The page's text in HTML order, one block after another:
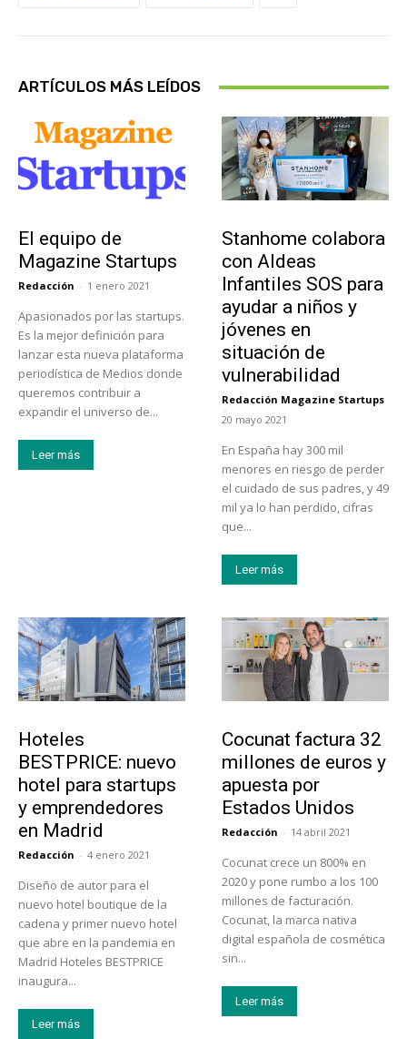
ARTÍCULOS MÁS LEÍDOS
El equipo de
Magazine Startups
Redacción - 1 enero 2021
Apasionados por las startups.
Es la mejor definición para
lanzar esta nueva plataforma
periodística de Medios donde
queremos contribuir a
expandir el universo de...
Leer más
Stanhome colabora
con Aldeas
Infantiles SOS para
ayudar a niños y
jóvenes en
situación de
vulnerabilidad
Redacción Magazine Startups
-
20 mayo 2021
En España hay 300 mil
menores en riesgo de perder
el cuidado de sus padres, y 49
mil ya lo han perdido, cifras
que...
Leer más
Hoteles
BESTPRICE: nuevo
hotel para startups
y emprendedores
en Madrid
Redacción - 4 enero 2021
Diseño de autor para el
nuevo hotel boutique de la
cadena y primer nuevo hotel
que abre en la pandemia en
Madrid Hoteles BESTPRICE
inaugura...
Leer más
Cocunat factura 32
millones de euros y
apuesta por
Estados Unidos
Redacción - 14 abril 2021
Cocunat crece un 800% en
2020 y pone rumbo a los 100
millones de facturación.
Cocunat, la marca nativa
digital española de cosmética
sin...
Leer más